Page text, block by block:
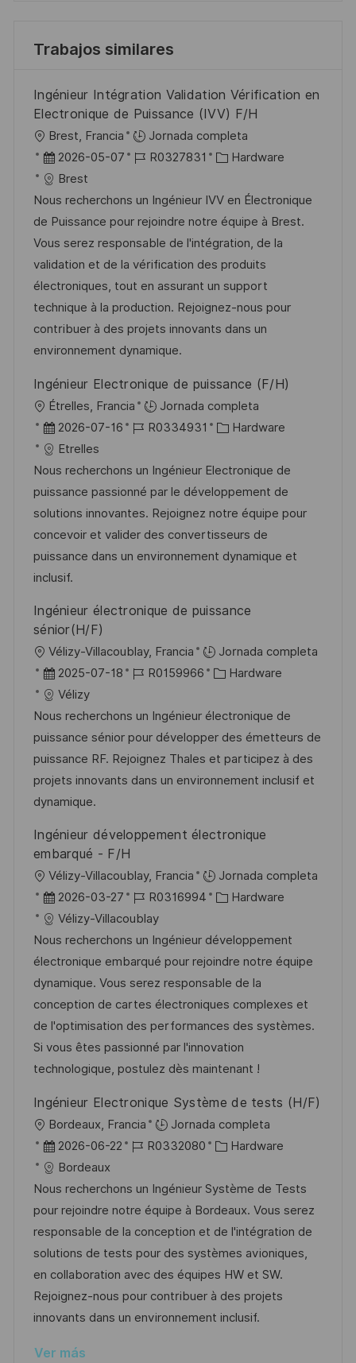
Trabajos similares
Ingénieur Intégration Validation Vérification en
Electronique de Puissance (IVV) F/H
U
b
c
a
c
i
ó
n
Brest, Francia
Jornada completa
F
e
c
h
a
d
e
p
u
b
i
c
a
c
i
ó
n
2026-05-07
I
d
e
e
m
p
l
e
o
R0327831
C
t
e
g
o
r
í
a
Hardware
Brest
Nous recherchons un Ingénieur IVV en Électronique
de Puissance pour rejoindre notre équipe à Brest.
Vous serez responsable de l'intégration, de la
validation et de la vérification des produits
électroniques, tout en assurant un support
technique à la production. Rejoignez-nous pour
contribuer à des projets innovants dans un
environnement dynamique.
Ingénieur Electronique de puissance (F/H)
U
b
c
a
c
i
ó
n
Étrelles, Francia
Jornada completa
F
e
c
h
a
d
e
p
b
c
a
2026-07-16
I
d
e
e
m
p
o
R0334931
C
t
e
g
o
r
Hardware
Etrelles
Nous recherchons un Ingénieur Electronique de
puissance passionné par le développement de
solutions innovantes. Rejoignez notre équipe pour
concevoir et valider des convertisseurs de
puissance dans un environnement dynamique et
inclusif.
Ingénieur électronique de puissance
sénior(H/F)
U
b
c
a
c
i
ó
Vélizy-Villacoublay, Francia
Jornada completa
F
e
c
h
a
d
e
u
i
c
i
2025-07-18
I
d
e
e
m
e
R0159966
C
t
e
g
o
a
Hardware
Vélizy
Nous recherchons un Ingénieur électronique de
puissance sénior pour développer des émetteurs de
puissance RF. Rejoignez Thales et participez à des
projets innovants dans un environnement inclusif et
dynamique.
Ingénieur développement électronique
embarqué - F/H
U
b
c
a
c
i
ó
n
Vélizy-Villacoublay, Francia
Jornada completa
F
e
c
h
a
d
e
p
u
l
i
c
a
c
i
ó
n
2026-03-27
I
D
d
e
e
m
p
l
e
R0316994
C
t
e
g
o
r
í
a
Hardware
Vélizy-Villacoublay
Nous recherchons un Ingénieur développement
électronique embarqué pour rejoindre notre équipe
dynamique. Vous serez responsable de la
conception de cartes électroniques complexes et
de l'optimisation des performances des systèmes.
Si vous êtes passionné par l'innovation
technologique, postulez dès maintenant !
Ingénieur Electronique Système de tests (H/F)
U
b
c
a
c
i
ó
n
Bordeaux, Francia
Jornada completa
F
e
c
h
a
d
e
p
u
l
2026-06-22
I
d
e
e
m
p
l
e
R0332080
C
t
e
g
o
r
í
a
Hardware
Bordeaux
Nous recherchons un Ingénieur Système de Tests
pour rejoindre notre équipe à Bordeaux. Vous serez
responsable de la conception et de l'intégration de
solutions de tests pour des systèmes avioniques,
en collaboration avec des équipes HW et SW.
Rejoignez-nous pour contribuer à des projets
innovants dans un environnement inclusif.
Ver más